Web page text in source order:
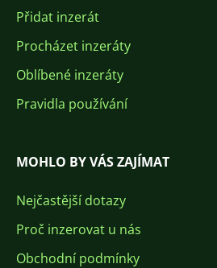
Přidat inzerát
Procházet inzeráty
Oblíbené inzeráty
Pravidla používání
MOHLO BY VÁS ZAJÍMAT
Nejčastější dotazy
Proč inzerovat u nás
Obchodní podmínky